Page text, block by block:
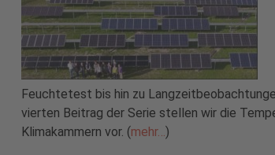
Feuchtetest bis hin zu
vierten Beitrag der Serie stellen wir die
Klimakammern vor. (mehr… )